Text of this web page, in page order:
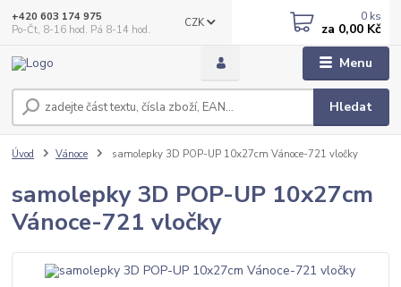
Menu
CZK
Hledat
+420 603 174 975
Po-Čt, 8-16 hod. Pá 8-14 hod.
0 ks
za 0,00 Kč
Úvod Vánoce samolepky 3D POP-UP 10x27cm Vánoce-721 vločky
samolepky 3D POP-UP 10x27cm
Vánoce-721 vločky